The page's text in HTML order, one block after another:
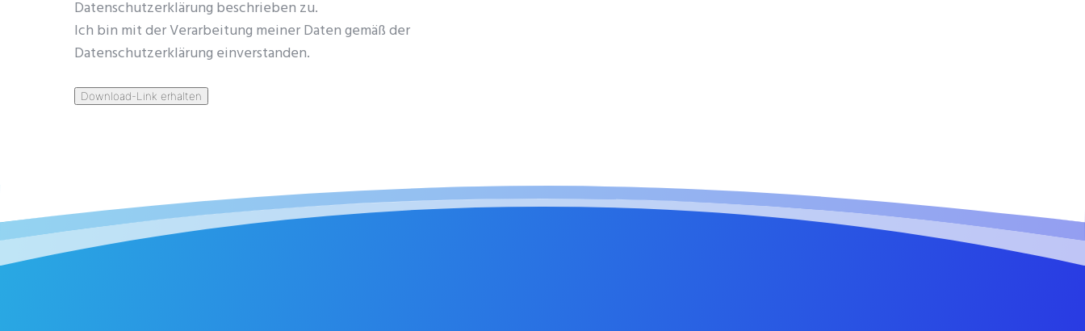
Datenschutzerklärung beschrieben zu.
Ich bin mit der Verarbeitung meiner Daten gemäß der
Datenschutzerklärung einverstanden.
Download-Link erhalten